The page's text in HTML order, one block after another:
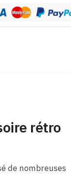
rétro
de nombreuses